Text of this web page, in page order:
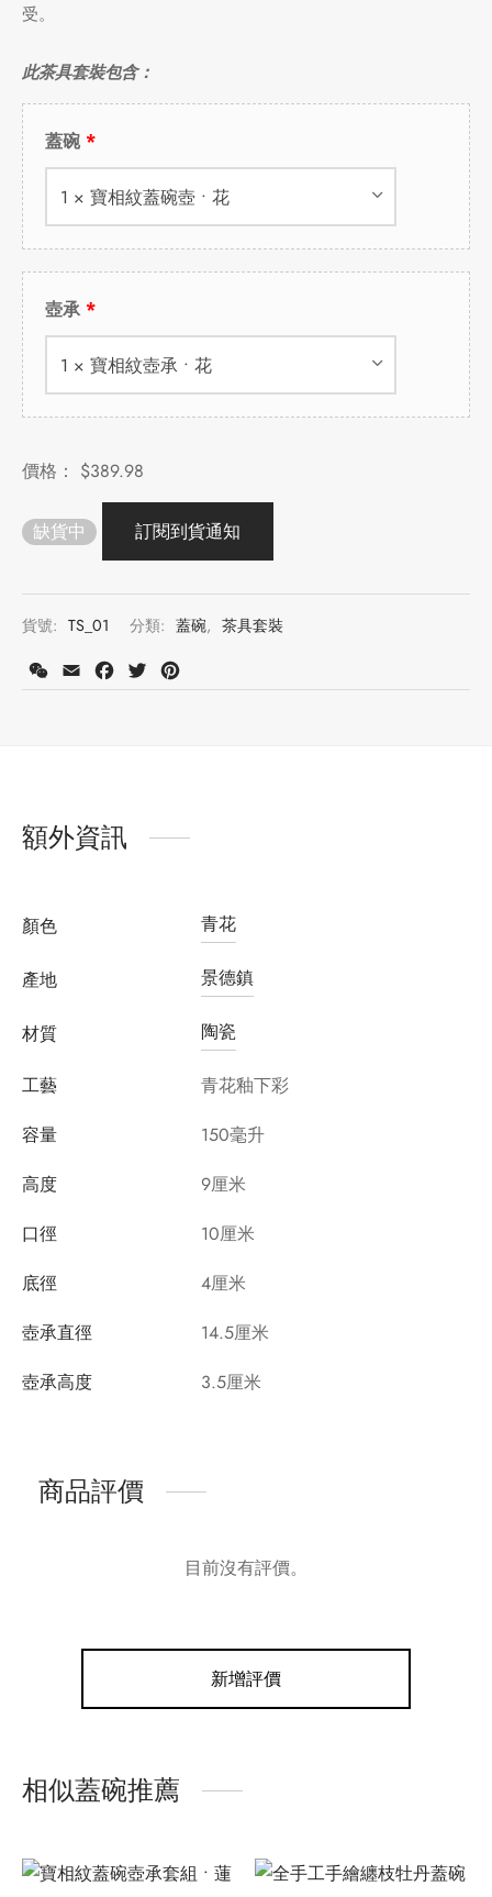
受。
此茶具套裝包含：
蓋碗
1 × 寶相紋蓋碗壺 • 花
壺承
1 × 寶相紋壺承 • 花
價格： $389.98
缺貨中
貨號: TS_01 分類: 蓋碗, 茶具套裝
WeChat
Email Facebook
Twitter
額外資訊
顏色 青花
產地 景德鎮
材質 陶瓷
工藝
青花釉下彩
容量
150毫升
高度
9厘米
口徑
10厘米
底徑
4厘米
壺承直徑
14.5厘米
壺承高度
3.5厘米
商品評價
目前沒有評價。
新增評價
相似蓋碗推薦